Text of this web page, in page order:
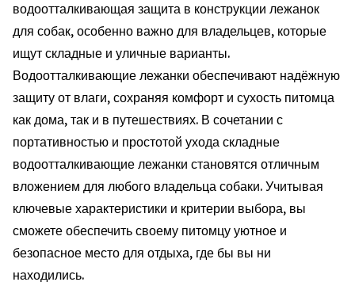
водоотталкивающая защита в конструкции лежанок
для собак, особенно важно для владельцев, которые
ищут складные и уличные варианты.
Водоотталкивающие лежанки обеспечивают надёжную
защиту от влаги, сохраняя комфорт и сухость питомца
как дома, так и в путешествиях. В сочетании с
портативностью и простотой ухода складные
водоотталкивающие лежанки становятся отличным
вложением для любого владельца собаки. Учитывая
ключевые характеристики и критерии выбора, вы
сможете обеспечить своему питомцу уютное и
безопасное место для отдыха, где бы вы ни
находились.